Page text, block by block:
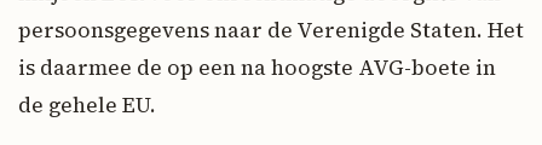
persoonsgegevens naar de Verenigde Staten. Het
is daarmee de op een na hoogste AVG-boete in
de gehele EU.